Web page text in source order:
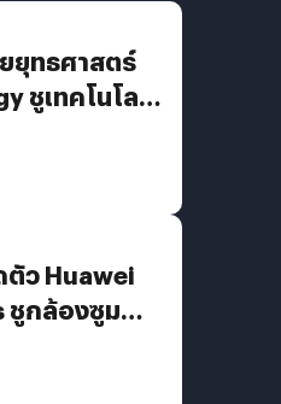
ยยุทธศาสตร์
ชูเทคโนโลยี
ตัว Huawei
ชูกล้องซูม